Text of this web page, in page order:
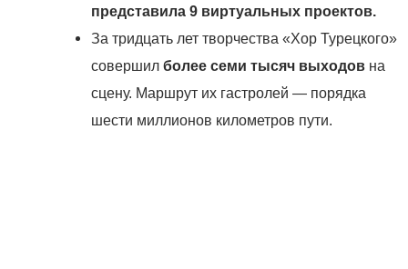
представила 9 виртуальных проектов.
За тридцать лет творчества «Хор Турецкого»
совершил более семи тысяч выходов на
сцену. Маршрут их гастролей — порядка
шести миллионов километров пути.